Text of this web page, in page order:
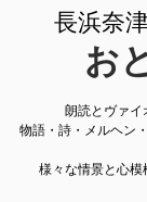
お
長浜奈
朗読とヴァイ
物語・詩・メルヘン
様々な情景と心模